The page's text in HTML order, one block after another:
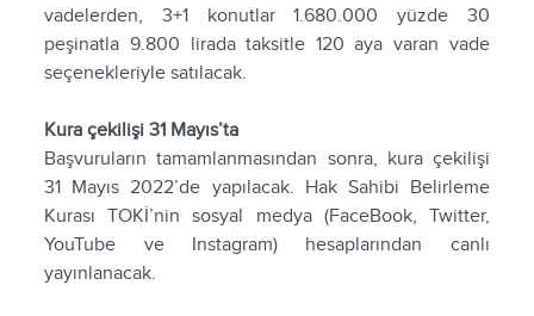
vadelerden, 3+1 konutlar 1.680.000 yüzde 30
peşinatla 9.800 lirada taksitle 120 aya varan vade
seçenekleriyle satılacak.
Kura çekilişi 31 Mayıs’ta
Başvuruların tamamlanmasından sonra, kura çekilişi
31 Mayıs 2022’de yapılacak. Hak Sahibi Belirleme
Kurası TOKİ’nin sosyal medya (FaceBook, Twitter,
YouTube ve Instagram) hesaplarından canlı
yayınlanacak.